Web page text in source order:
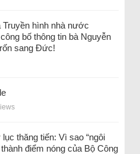
hình nhà nước
bố thông tin bà Nguyễn
sang Đức!
thăng tiến: Vì sao “ngôi
điểm nóng của Bộ Công